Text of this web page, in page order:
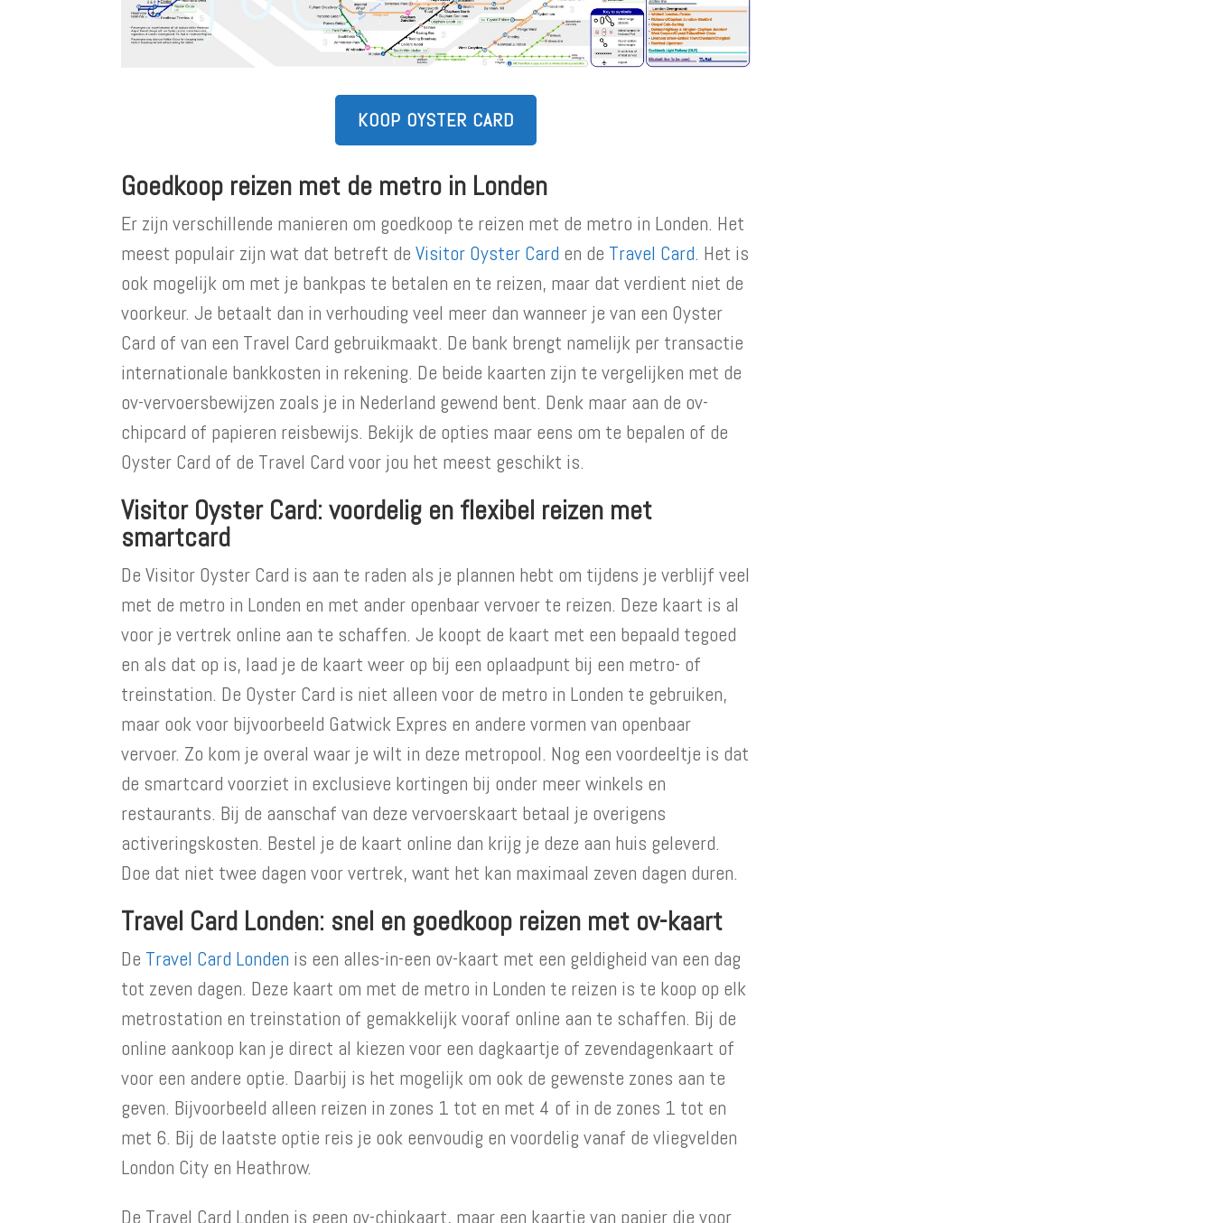
KOOP OYSTER CARD
Goedkoop reizen met de metro in Londen
Er zijn verschillende manieren om goedkoop te reizen met de metro in Londen. Het
meest populair zijn wat dat betreft deVisitor Oyster Card en de Travel Card. Het is
ook mogelijk om met je bankpas te betalen en te reizen, maar dat verdient niet de
voorkeur. Je betaalt dan in verhouding veel meer dan wanneer je van een Oyster
Card of van een Travel Card gebruikmaakt. De bank brengt namelijk per transactie
internationale bankkosten in rekening. De beide kaarten zijn te vergelijken met de
ov-vervoersbewijzen zoals je in Nederland gewend bent. Denk maar aan de ov-
chipcard of papieren reisbewijs. Bekijk de opties maar eens om te bepalen of de
Oyster Card of de Travel Card voor jou het meest geschikt is.
Visitor Oyster Card: voordelig en flexibel reizen met
smartcard
De Visitor Oyster Card is aan te raden als je plannen hebt om tijdens je verblijf veel
met de metro in Londen en met ander openbaar vervoer te reizen. Deze kaart is al
voor je vertrek online aan te schaffen. Je koopt de kaart met een bepaald tegoed
en als dat op is, laad je de kaart weer op bij een oplaadpunt bij een metro- of
treinstation. De Oyster Card is niet alleen voor de metro in Londen te gebruiken,
maar ook voor bijvoorbeeld Gatwick Expres en andere vormen van openbaar
vervoer. Zo kom je overal waar je wilt in deze metropool. Nog een voordeeltje is dat
de smartcard voorziet in exclusieve kortingen bij onder meer winkels en
restaurants. Bij de aanschaf van deze vervoerskaart betaal je overigens
activeringskosten. Bestel je de kaart online dan krijg je deze aan huis geleverd.
Doe dat niet twee dagen voor vertrek, want het kan maximaal zeven dagen duren.
Travel Card Londen: snel en goedkoop reizen met ov-kaart
De Travel Card Londen is een alles-in-een ov-kaart met een geldigheid van een dag
tot zeven dagen. Deze kaart om met de metro in Londen te reizen is te koop op elk
metrostation en treinstation of gemakkelijk vooraf online aan te schaffen. Bij de
online aankoop kan je direct al kiezen voor een dagkaartje of zevendagenkaart of
voor een andere optie. Daarbij is het mogelijk om ook de gewenste zones aan te
geven. Bijvoorbeeld alleen reizen in zones 1 tot en met 4 of in de zones 1 tot en
met 6. Bij de laatste optie reis je ook eenvoudig en voordelig vanaf de vliegvelden
London City en Heathrow.
De Travel Card Londen is geen ov-chipkaart, maar een kaartje van papier die voor